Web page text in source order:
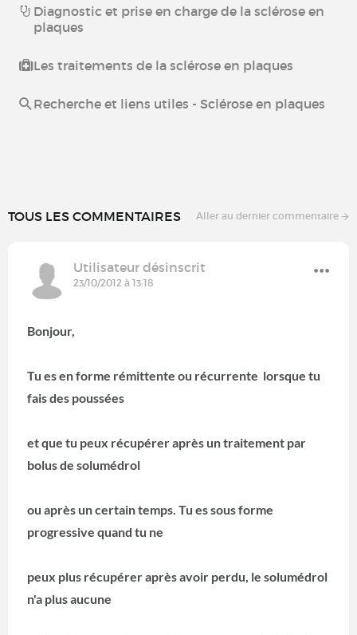
Diagnostic et prise en charge de la sclérose en
plaques
Les traitements de la sclérose en plaques
Recherche et liens utiles - Sclérose en plaques
TOUS LES COMMENTAIRES Aller au dernier commentaire
Utilisateur désinscrit
23/10/2012 à 13:18
Bonjour,
Tu es en forme rémittente ou récurrente lorsque tu
fais des poussées
et que tu peux récupérer après un traitement par
bolus de solumédrol
ou après un certain temps. Tu es sous forme
progressive quand tu ne
peux plus récupérer après avoir perdu, le solumédrol
n'a plus aucune